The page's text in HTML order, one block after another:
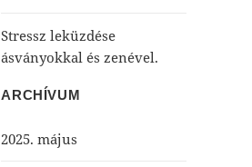
Stressz leküzdése
ásványokkal és zenével.
ARCHÍVUM
2025. május